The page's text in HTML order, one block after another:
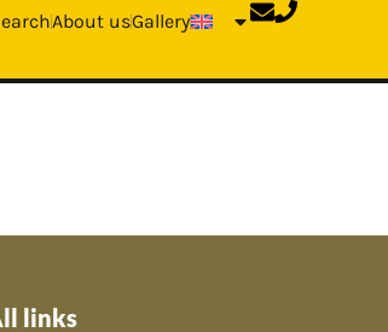
About usGallery
links